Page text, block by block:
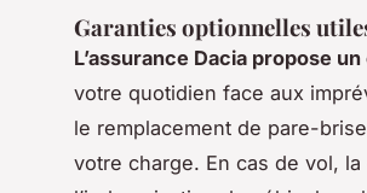
Garanties optionnelles
L’assurance Dacia propose
votre quotidien face aux
le remplacement de pare-
votre charge. En cas de vol,